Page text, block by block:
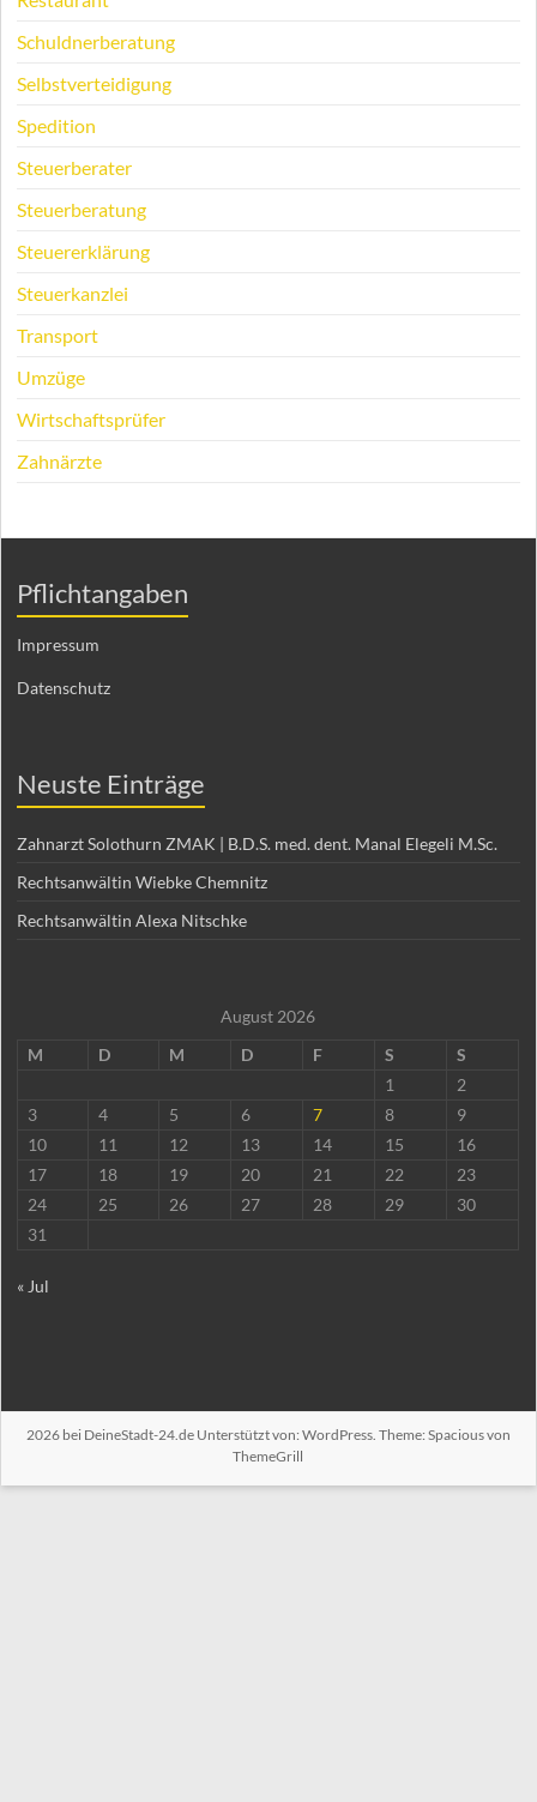
Schuldnerberatung
Selbstverteidigung
Spedition
Steuerberater
Steuerberatung
Steuererklärung
Steuerkanzlei
Transport
Umzüge
Wirtschaftsprüfer
Zahnärzte
Pflichtangaben
Impressum
Datenschutz
Neuste Einträge
Zahnarzt Solothurn ZMAK | B.D.S. med. dent. Manal Elegeli M.Sc.
Rechtsanwältin Wiebke Chemnitz
Rechtsanwältin Alexa Nitschke
August 2026
M
D M D F S
S
1
2
3
4 5 6 7 8
9
10
11 12 13 14 15
16
17
18 19 20 21 22
23
24
25 26 27 28 29
30
31
« Jul
2026 bei DeineStadt-24.deUnterstützt von: WordPress. Theme: Spacious von
ThemeGrill